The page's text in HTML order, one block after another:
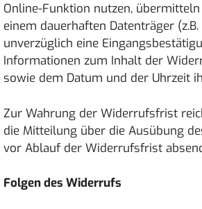
Online-Funktion nutzen,
einem dauerhaften Datenträger
unverzüglich eine
Informationen zum Inhalt der
sowie dem Datum und der Uhrzeit
Zur Wahrung der Widerrufsfrist
die Mitteilung über die Ausübung
vor Ablauf der Widerrufsfrist
Folgen des Widerrufs